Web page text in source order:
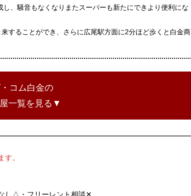
、騒音もなくなりまたスーパーも新たにできより便利にな
することができ、さらに広尾駅方面に2分ほど歩くと白金商
コム白金の
一覧を見る▼
す。